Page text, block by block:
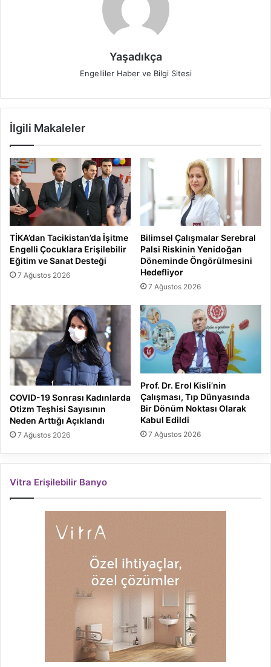
Yaşadıkça
Engelliler Haber ve Bilgi Sitesi
İlgili Makaleler
TİKA’dan Tacikistan’da İşitme
Engelli Çocuklara Erişilebilir
Eğitim ve Sanat Desteği
7 Ağustos 2026
Bilimsel Çalışmalar Serebral
Palsi Riskinin Yenidoğan
Döneminde Öngörülmesini
Hedefliyor
7 Ağustos 2026
COVID-19 Sonrası Kadınlarda
Otizm Teşhisi Sayısının
Neden Arttığı Açıklandı
7 Ağustos 2026
Prof. Dr. Erol Kisli’nin
Çalışması, Tıp Dünyasında
Bir Dönüm Noktası Olarak
Kabul Edildi
7 Ağustos 2026
Vitra Erişilebilir Banyo